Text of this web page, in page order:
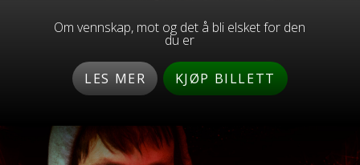
Om vennskap, mot og det å bli elsket for den
du er
LES MER KJØP BILLETT